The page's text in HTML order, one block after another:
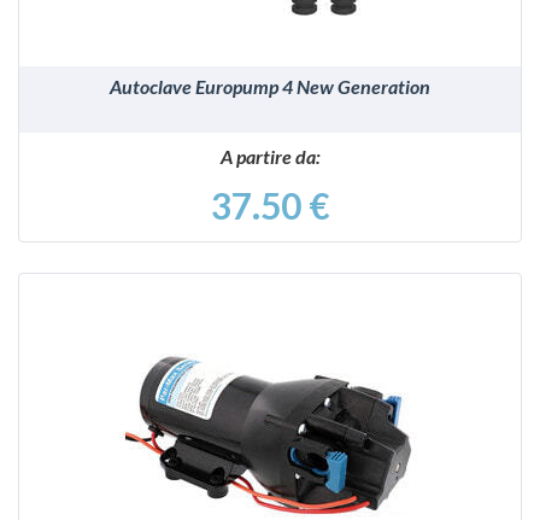
Autoclave Europump 4 New Generation
A partire da:
37.50 €
VEDI